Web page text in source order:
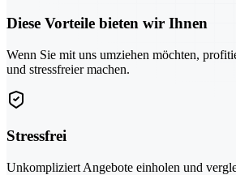
Diese Vorteile bieten wir Ihnen
Wenn Sie mit uns umziehen möchten,
und stressfreier machen.
Stressfrei
Unkompliziert Angebote einholen und